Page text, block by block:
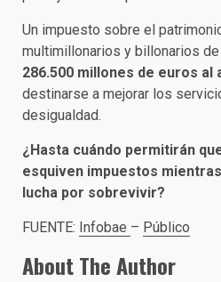
Un impuesto sobre el
multimillonarios y billonarios de
286.500 millones de euros al
destinarse a mejorar los
desigualdad.
¿Hasta cuándo permitirán
esquiven impuestos
lucha por sobrevivir?
FUENTE: Infobae – Público
About The Author